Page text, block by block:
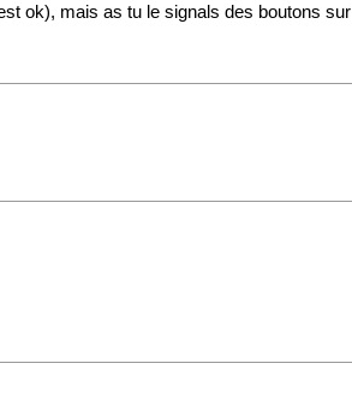
ok), mais as tu le signals des boutons